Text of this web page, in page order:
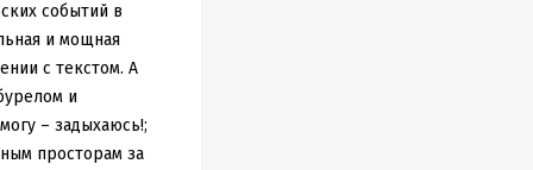
событий в
и мощная
с текстом. А
и
– задыхаюсь!;
просторам за